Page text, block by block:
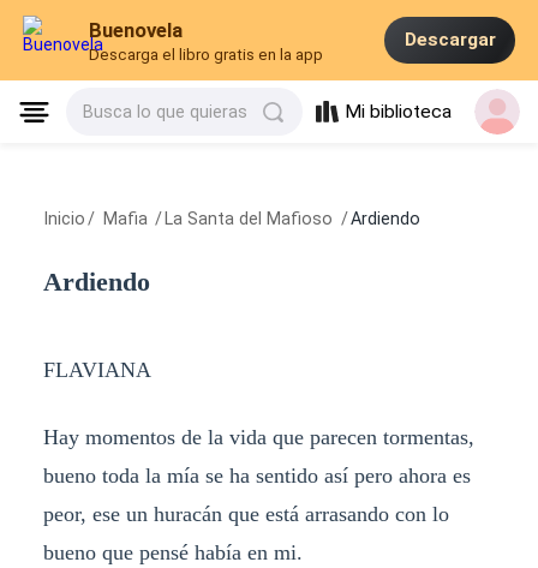
Buenovela
Descarga el libro gratis en la app
Descargar
Busca lo que quieras Mi biblioteca
Inicio / Mafia / La Santa del Mafioso /Ardiendo
Ardiendo
FLAVIANA
Hay momentos de la vida que parecen tormentas,
bueno toda la mía se ha sentido así pero ahora es
peor, ese un huracán que está arrasando con lo
bueno que pensé había en mi.